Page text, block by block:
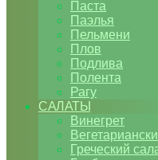
Паста
Паэлья
Пельмени
Плов
Подлива
Полента
Рагу
САЛАТЫ
Винегрет
Греческий